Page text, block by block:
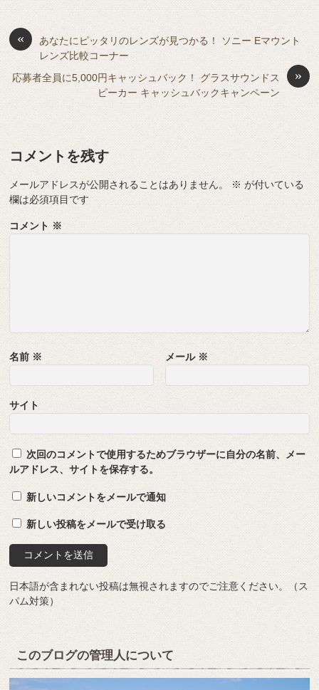
o
o
k
s
y
n
g
er
«
あなたにピッタリのレンズが見つかる！ ソニー Eマウント
レンズ比較コーナー
»
応募者全員に5,000円キャッシュバック！ グラスサウンドス
ピーカー キャッシュバックキャンペーン
コメントを残す
メールアドレスが公開されることはありません。 ※ が付いている
欄は必須項目です
コメント ※
名前 ※ メール ※
サイト
次回のコメントで使用するためブラウザーに自分の名前、メー
ルアドレス、サイトを保存する。
新しいコメントをメールで通知
新しい投稿をメールで受け取る
日本語が含まれない投稿は無視されますのでご注意ください。（ス
パム対策）
このブログの管理人について